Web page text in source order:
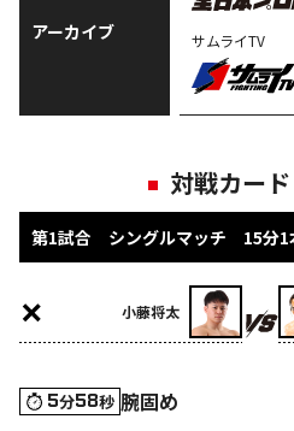
アーカイブ サムライTV
対戦カード
第1試合 シングルマッチ 15分1
小藤将太
5分58秒 腕固め